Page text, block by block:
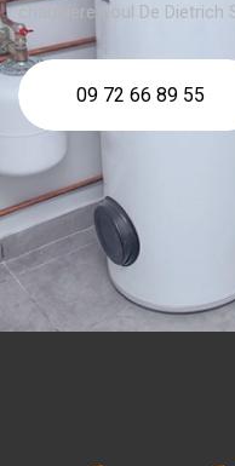
chaudière fioul De Dietrich
09 72 66 89 55